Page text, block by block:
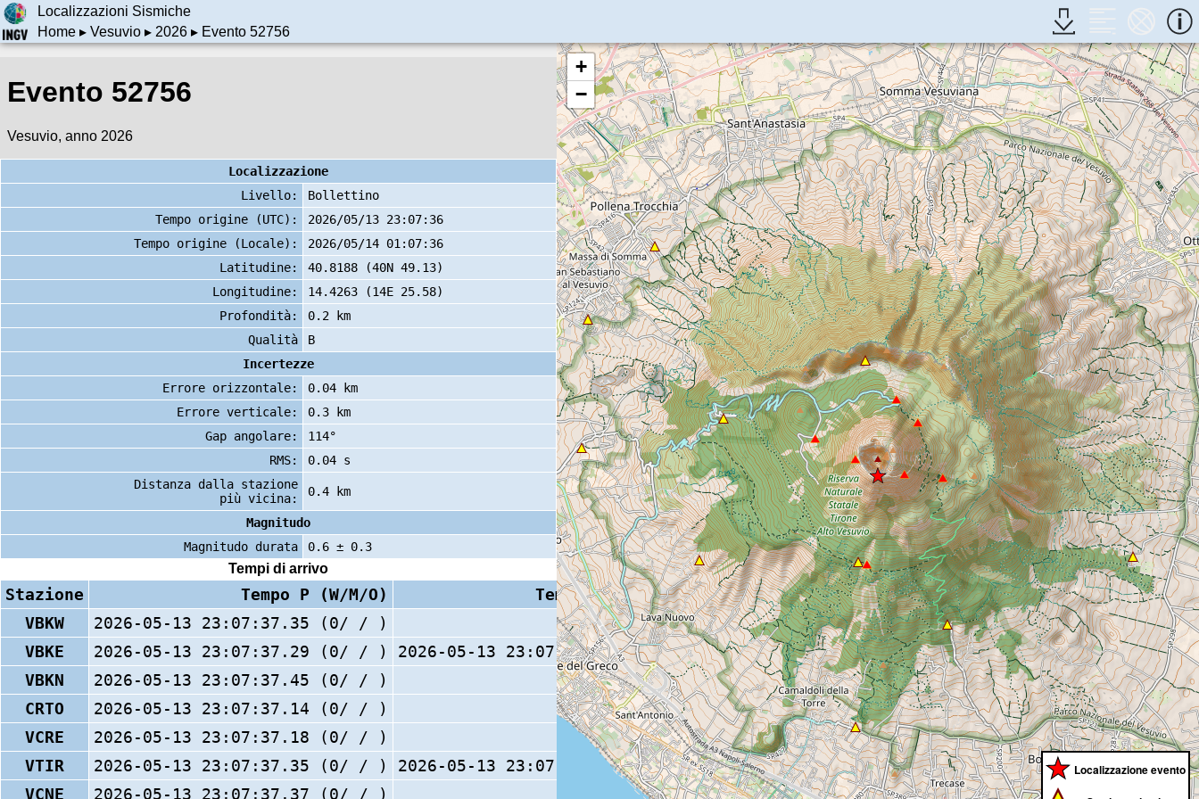
Localizzazioni Sismiche
Home▸ Vesuvio▸ 2026▸ Evento 52756
Evento 52756
Vesuvio, anno 2026
Localizzazione
Livello:
Bollettino
Tempo origine (UTC):
2026/05/13 23:07:36
Tempo origine (Locale):
2026/05/14 01:07:36
Latitudine:
40.8188 (40N 49.13)
Longitudine:
14.4263 (14E 25.58)
Profondità:
0.2 km
Qualità
B
Incertezze
Errore orizzontale:
0.04 km
Errore verticale:
0.3 km
Gap angolare:
114°
RMS:
0.04 s
Distanza dalla stazione
più vicina:
0.4 km
Magnitudo
Magnitudo durata
0.6 ± 0.3
Tempi di arrivo
Stazione Tempo P (W/M/O) Tempo S (W/M/O) Coda
VBKW
2026-05-13 23:07:37.35 (0/ / )
VBKE
2026-05-13 23:07:37.29 (0/ / ) 2026-05-13 23:07:37.8 (0/ / ) 18 s
VBKN
2026-05-13 23:07:37.45 (0/ / )
CRTO
2026-05-13 23:07:37.14 (0/ / )
VCRE
2026-05-13 23:07:37.18 (0/ / )
VTIR
2026-05-13 23:07:37.35 (0/ / )
2026-05-13 23:07:37.9 (0/ / )
VCNE
2026-05-13 23:07:37.37 (0/ / )
+
−
Localizzazione evento